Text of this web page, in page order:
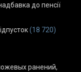
до пенсії
(18 720)
ранений,